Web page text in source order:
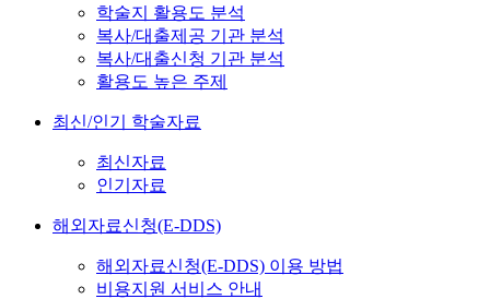
학술지 활용도 분석
복사/대출제공 기관 분석
복사/대출신청 기관 분석
활용도 높은 주제
최신/인기 학술자료
최신자료
인기자료
해외자료신청(E-DDS)
해외자료신청(E-DDS) 이용 방법
비용지원 서비스 안내